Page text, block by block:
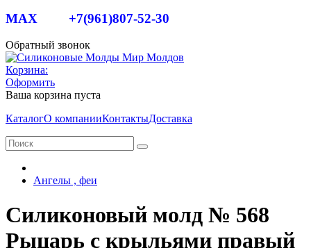
MAX +7(961)807-52-30
Обратный звонок
Корзина:
Оформить
Ваша корзина пуста
КаталогО компанииКонтактыДоставка
Ангелы , феи
Силиконовый молд № 568
Рыцарь с крыльями правый